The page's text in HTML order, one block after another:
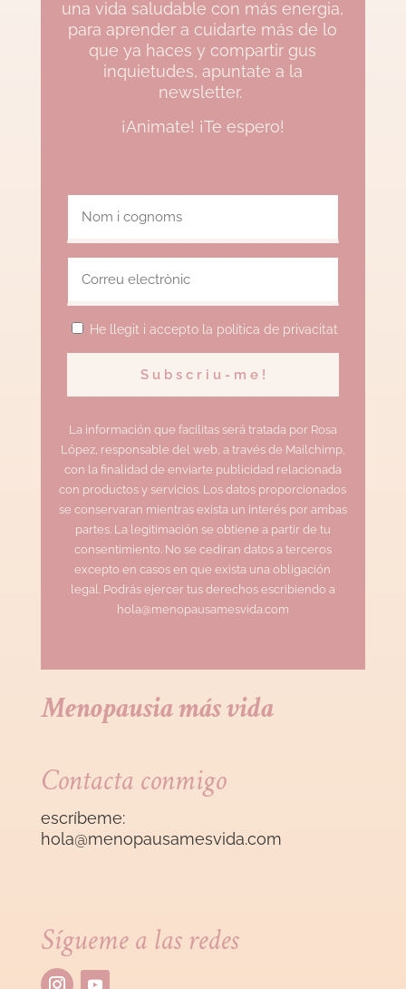
una vida saludable con más energia,
para aprender a cuidarte más de lo
que ya haces y compartir gus
inquietudes, apuntate a la
newsletter.
¡Animate! ¡Te espero!
He llegit i accepto la política de privacitat
La información que facilitas será tratada por Rosa
López, responsable del web, a través de Mailchimp,
con la finalidad de enviarte publicidad relacionada
con productos y servicios. Los datos proporcionados
se conservaran mientras exista un interés por ambas
partes. La legitimación se obtiene a partir de tu
consentimiento. No se cediran datos a terceros
excepto en casos en que exista una obligación
legal. Podrás ejercer tus derechos escribiendo a
hola@menopausamesvida.com
Menopausia más vida
Contacta conmigo
escríbeme:
hola@menopausamesvida.com
Sígueme a las redes